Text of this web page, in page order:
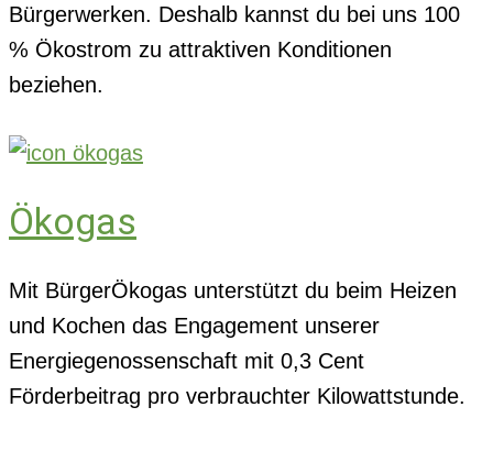
Bürgerwerken. Deshalb kannst du bei uns 100
% Ökostrom zu attraktiven Konditionen
beziehen.
Ökogas
Mit BürgerÖkogas unterstützt du beim Heizen
und Kochen das Engagement unserer
Energiegenossenschaft mit 0,3 Cent
Förderbeitrag pro verbrauchter Kilowattstunde.